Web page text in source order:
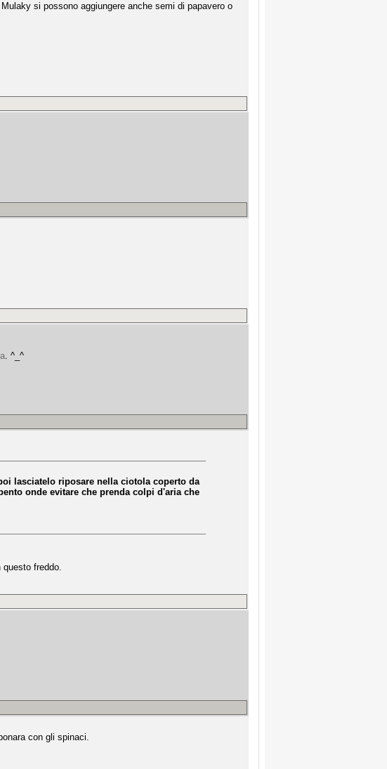
si possono aggiungere anche semi di papavero o
. ^_^
lasciatelo riposare nella ciotola coperto da
onde evitare che prenda colpi d'aria che
freddo.
con gli spinaci.